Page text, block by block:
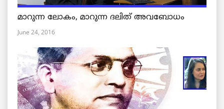
മാറുന്ന ലോകം, മാറുന്ന ദലിത് അവബോധം
June 24, 2016